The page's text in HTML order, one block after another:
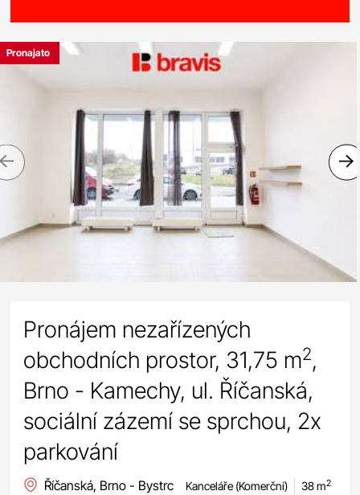
Previous
Pronajato
Pronájem nezařízených
obchodních prostor, 31,75 m2,
Brno - Kamechy, ul. Říčanská,
sociální zázemí se sprchou, 2x
parkování
Říčanská, Brno - Bystrc Kanceláře (Komerční) 38 m2